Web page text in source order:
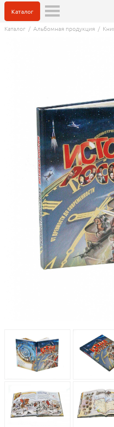
Каталог
Каталог/ Альбомная продукция/